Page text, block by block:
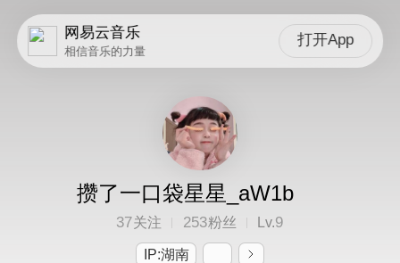
网易云音乐
相信音乐的力量
打开App
攒了一口袋星星_aW1b
37关注 253粉丝 Lv.9
IP:湖南